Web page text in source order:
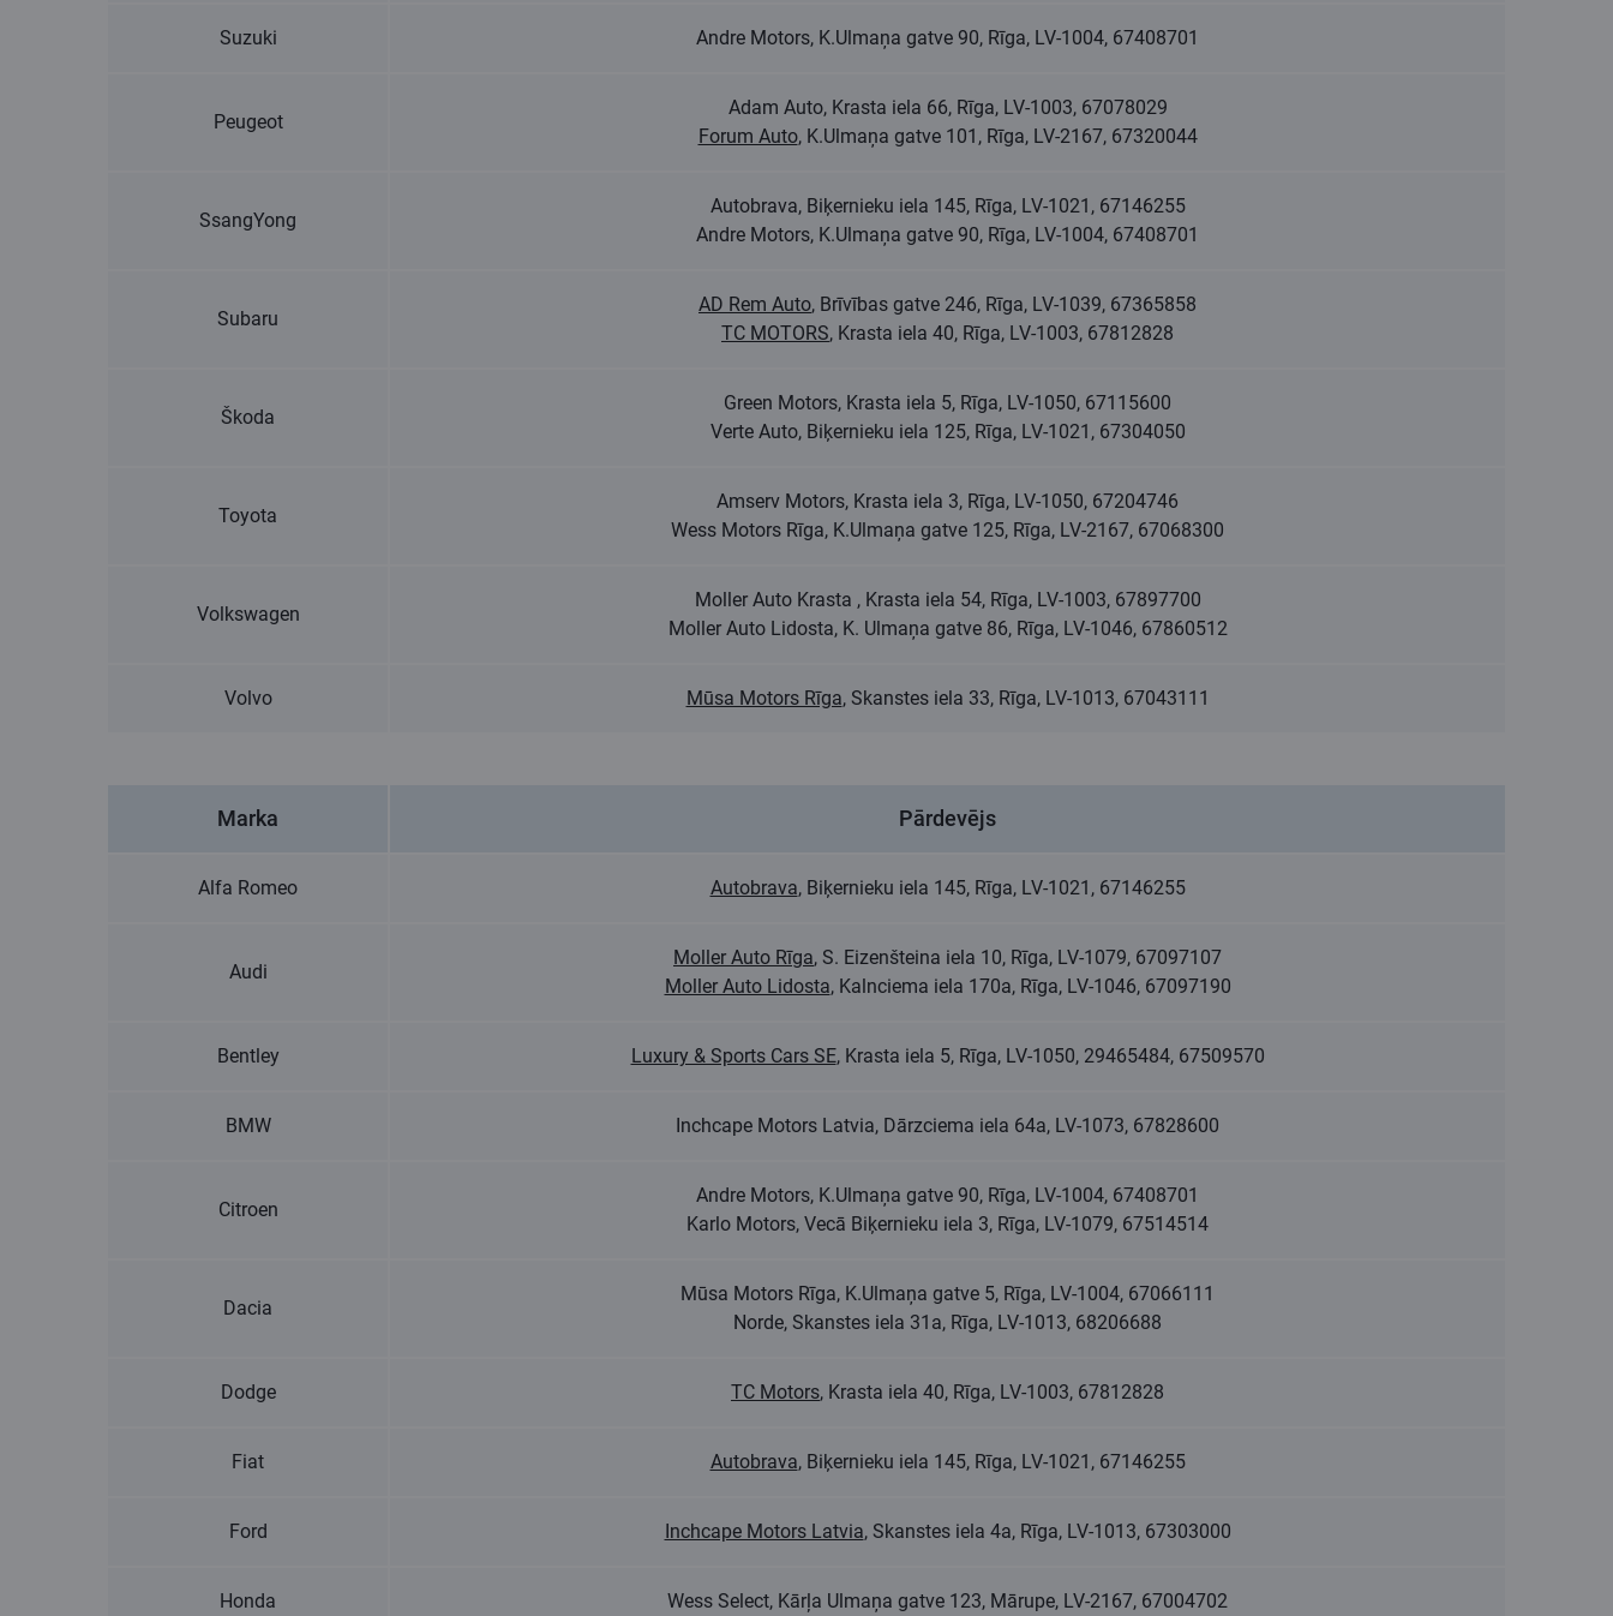
Suzuki Andre Motors, K.Ulmaņa gatve 90, Rīga, LV-1004, 67408701
Peugeot
Adam Auto, Krasta iela 66, Rīga, LV-1003, 67078029
Forum Auto, K.Ulmaņa gatve 101, Rīga, LV-2167, 67320044
SsangYong
Autobrava, Biķernieku iela 145, Rīga, LV-1021, 67146255
Andre Motors, K.Ulmaņa gatve 90, Rīga, LV-1004, 67408701
Subaru
AD Rem Auto, Brīvības gatve 246, Rīga, LV-1039, 67365858
TC MOTORS, Krasta iela 40, Rīga, LV-1003, 67812828
Škoda
Green Motors, Krasta iela 5, Rīga, LV-1050, 67115600
Verte Auto, Biķernieku iela 125, Rīga, LV-1021, 67304050
Toyota
Amserv Motors, Krasta iela 3, Rīga, LV-1050, 67204746
Wess Motors Rīga, K.Ulmaņa gatve 125, Rīga, LV-2167, 67068300
Volkswagen
Moller Auto Krasta , Krasta iela 54, Rīga, LV-1003, 67897700
Moller Auto Lidosta, K. Ulmaņa gatve 86, Rīga, LV-1046, 67860512
Volvo Mūsa Motors Rīga, Skanstes iela 33, Rīga, LV-1013, 67043111
Marka Pārdevējs
Alfa Romeo Autobrava, Biķernieku iela 145, Rīga, LV-1021, 67146255
Audi
Moller Auto Rīga, S. Eizenšteina iela 10, Rīga, LV-1079, 67097107
Moller Auto Lidosta, Kalnciema iela 170a, Rīga, LV-1046, 67097190
Bentley Luxury & Sports Cars SE, Krasta iela 5, Rīga, LV-1050, 29465484, 67509570
BMW Inchcape Motors Latvia, Dārzciema iela 64a, LV-1073, 67828600
Citroen
Andre Motors, K.Ulmaņa gatve 90, Rīga, LV-1004, 67408701
Karlo Motors, Vecā Biķernieku iela 3, Rīga, LV-1079, 67514514
Dacia
Mūsa Motors Rīga, K.Ulmaņa gatve 5, Rīga, LV-1004, 67066111
Norde, Skanstes iela 31a, Rīga, LV-1013, 68206688
Dodge TC Motors, Krasta iela 40, Rīga, LV-1003, 67812828
Fiat Autobrava, Biķernieku iela 145, Rīga, LV-1021, 67146255
Ford Inchcape Motors Latvia, Skanstes iela 4a, Rīga, LV-1013, 67303000
Honda Wess Select, Kārļa Ulmaņa gatve 123, Mārupe, LV-2167, 67004702